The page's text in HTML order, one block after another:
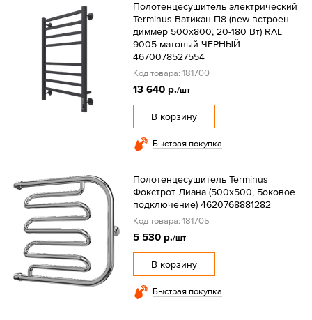
Полотенцесушитель электрический
Terminus Ватикан П8 (new встроен
диммер 500х800, 20-180 Вт) RAL
9005 матовый ЧЁРНЫЙ
4670078527554
Код товара: 181700
13 640 р./шт
В корзину
Быстрая покупка
Полотенцесушитель Terminus
Фокстрот Лиана (500х500, Боковое
подключение) 4620768881282
Код товара: 181705
5 530 р./шт
В корзину
Быстрая покупка